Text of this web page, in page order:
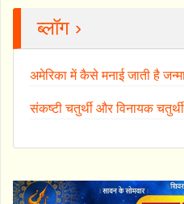
ब्लॉग ›
अमेरिका में कैसे मनाई जाती है
संकष्टी चतुर्थी और विनायक